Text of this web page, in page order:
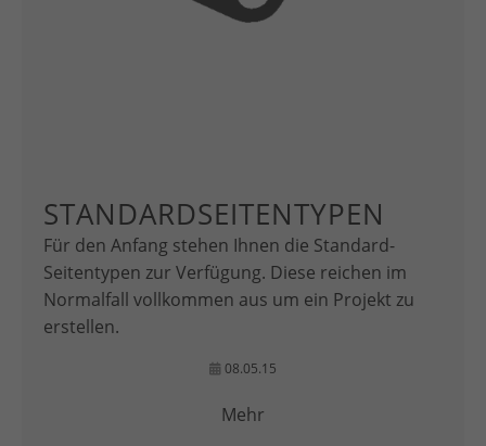
STANDARDSEITENTYPEN
Für den Anfang stehen Ihnen die Standard-
Seitentypen zur Verfügung. Diese reichen im
Normalfall vollkommen aus um ein Projekt zu
erstellen.
08.05.15
Mehr